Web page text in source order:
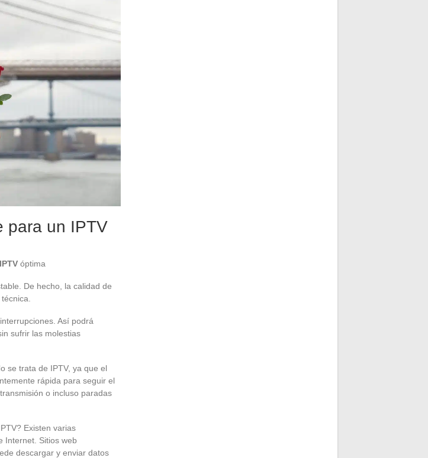
para un IPTV
óptima
De hecho, la calidad de
Así podrá
sufrir las molestias
se trata de IPTV, ya que el
rápida para seguir el
o incluso paradas
Existen varias
Internet. Sitios web
descargar y enviar datos